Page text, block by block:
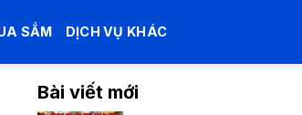
SẮM DỊCH VỤ KHÁC
Bài viết mới